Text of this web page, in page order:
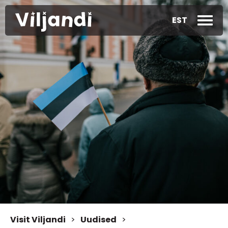
EST
Visit Viljandi > Uudised >